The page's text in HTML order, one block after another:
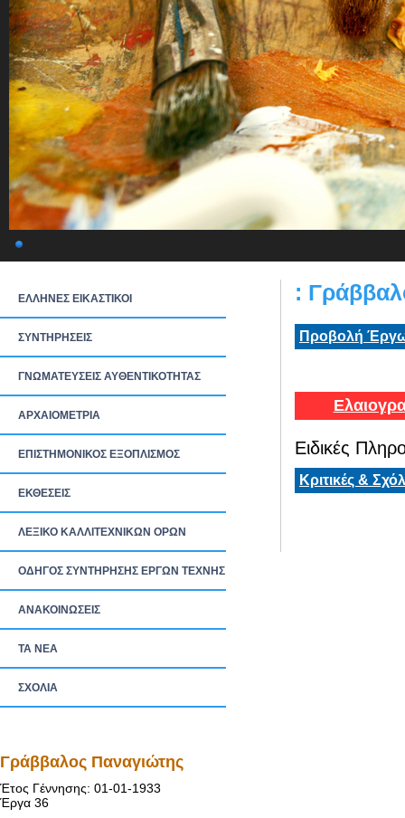
ΕΛΛΗΝΕΣ ΕΙΚΑΣΤΙΚΟΙ
ΣΥΝΤΗΡΗΣΕΙΣ
ΓΝΩΜΑΤΕΥΣΕΙΣ ΑΥΘΕΝΤΙΚΟΤΗΤΑΣ
ΑΡΧΑΙΟΜΕΤΡΙΑ
ΕΠΙΣΤΗΜΟΝΙΚΟΣ ΕΞΟΠΛΙΣΜΟΣ
ΕΚΘΕΣΕΙΣ
ΛΕΞΙΚΟ ΚΑΛΛΙΤΕΧΝΙΚΩΝ ΟΡΩΝ
ΟΔΗΓΟΣ ΣΥΝΤΗΡΗΣΗΣ ΕΡΓΩΝ ΤΕΧΝΗΣ
ΑΝΑΚΟΙΝΩΣΕΙΣ
ΤΑ ΝEΑ
ΣΧΟΛΙΑ
:
Προβολή
Ειδικές
Κριτικές &
Γράββαλος Παναγιώτης
Έτος Γέννησης: 01-01-1933
Έργα 36